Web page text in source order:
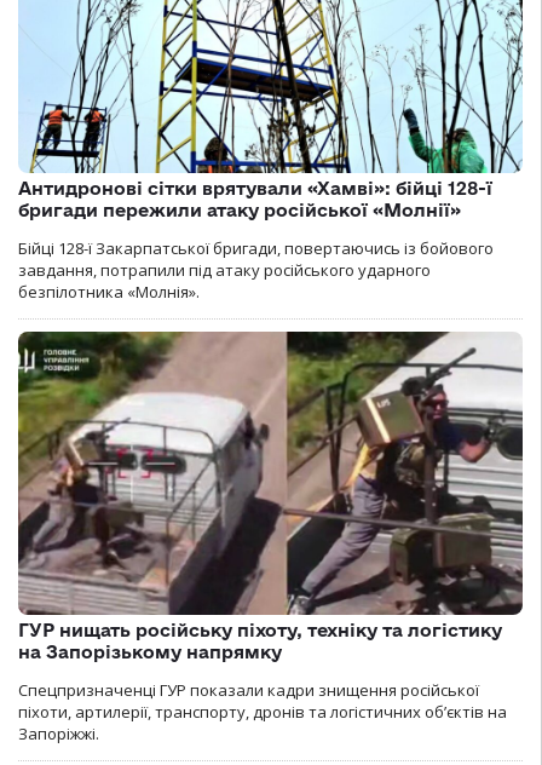
Антидронові сітки врятували «Хамві»: бійці 128-ї
бригади пережили атаку російської «Молнії»
Бійці 128-ї Закарпатської бригади, повертаючись із бойового
завдання, потрапили під атаку російського ударного
безпілотника «Молнія».
ГУР нищать російську піхоту, техніку та логістику
на Запорізькому напрямку
Спецпризначенці ГУР показали кадри знищення російської
піхоти, артилерії, транспорту, дронів та логістичних об’єктів на
Запоріжжі.